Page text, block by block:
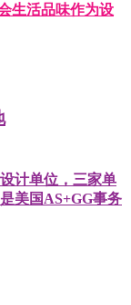
生活品味作为设
计单位，三家单
美国AS+GG事务